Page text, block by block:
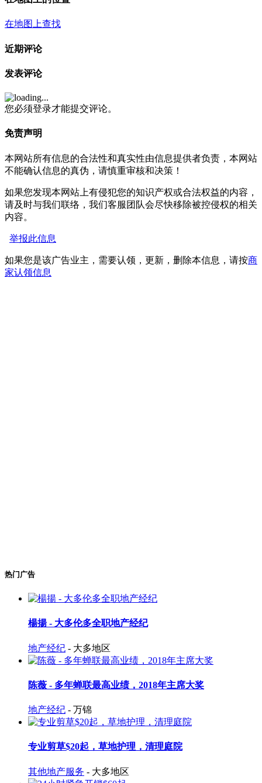
在地图上查找
近期评论
发表评论
您必须登录才能提交评论。
免责声明
本网站所有信息的合法性和真实性由信息提供者负责，本网站
不能确认信息的真伪，请慎重审核和决策！
如果您发现本网站上有侵犯您的知识产权或合法权益的内容，
请及时与我们联络，我们客服团队会尽快移除被控侵权的相关
内容。
举报此信息
如果您是该广告业主，需要认领，更新，删除本信息，请按商
家认领信息
热门广告
楊揚 - 大多伦多全职地产经纪
地产经纪 - 大多地区
陈薇 - 多年蝉联最高业绩，2018年主席大奖
地产经纪 - 万锦
专业剪草$20起，草地护理，清理庭院
其他地产服务 - 大多地区